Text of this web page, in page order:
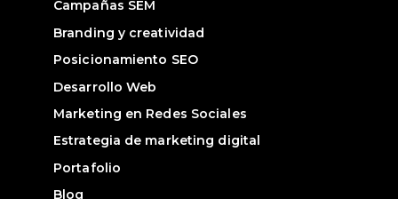
Campañas SEM
Branding y creatividad
Posicionamiento SEO
Desarrollo Web
Marketing en Redes Sociales
Estrategia de marketing digital
Portafolio
Blog